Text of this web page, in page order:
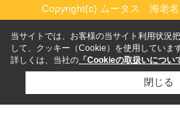
Copyright(c) ムータス 海老
当サイトでは、お客様の当サイト利用状況
して、クッキー（Cookie）を使用しています
詳しくは、当社の 「Cookieの取扱いについ
閉じる